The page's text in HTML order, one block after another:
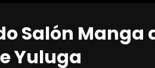
Salón Manga
Yuluga